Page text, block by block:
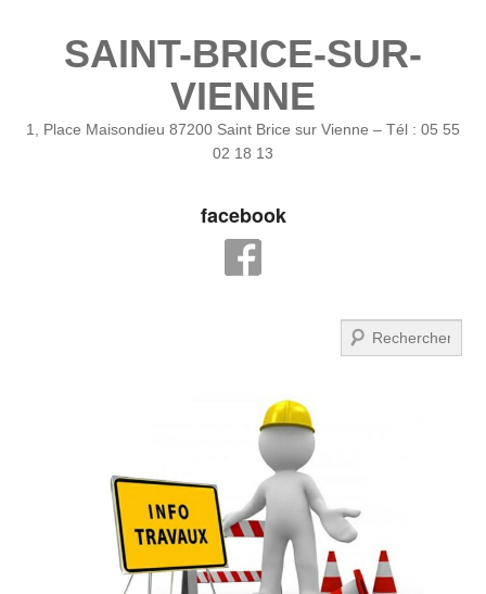
SAINT-BRICE-SUR-
VIENNE
1, Place Maisondieu 87200 Saint Brice sur Vienne – Tél : 05 55
02 18 13
facebook